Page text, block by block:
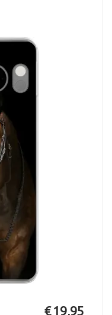
€ 19,95